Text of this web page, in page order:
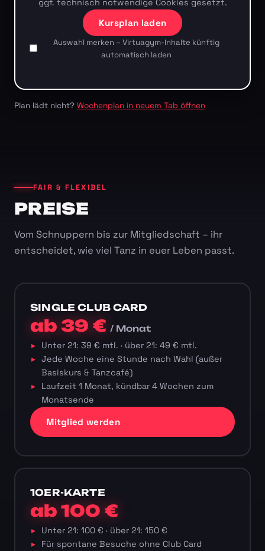
ggf. technisch notwendige Cookies gesetzt.
Kursplan laden
Auswahl merken – Virtuagym-Inhalte künftig
automatisch laden
Plan lädt nicht? Wochenplan in neuem Tab öffnen
FAIR & FLEXIBEL
PREISE
Vom Schnuppern bis zur Mitgliedschaft – ihr
entscheidet, wie viel Tanz in euer Leben passt.
SINGLE CLUB CARD
ab 39 €/ Monat
Unter 21: 39 € mtl. · über 21: 49 € mtl.
Jede Woche eine Stunde nach Wahl (außer
Basiskurs & Tanzcafé)
Laufzeit 1 Monat, kündbar 4 Wochen zum
Monatsende
Mitglied werden
10ER-KARTE
ab 100 €
Unter 21: 100 € · über 21: 150 €
Für spontane Besuche ohne Club Card